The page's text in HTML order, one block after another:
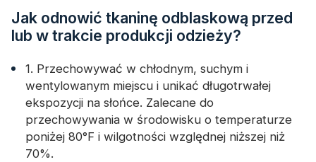
Jak odnowić tkaninę odblaskową przed
lub w trakcie produkcji odzieży?
1. Przechowywać w chłodnym, suchym i
wentylowanym miejscu i unikać długotrwałej
ekspozycji na słońce. Zalecane do
przechowywania w środowisku o temperaturze
poniżej 80°F i wilgotności względnej niższej niż
70%.